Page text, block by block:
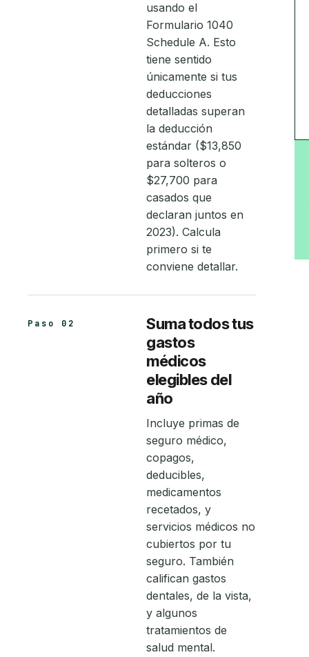
usando el
Formulario 1040
Schedule A. Esto
tiene sentido
únicamente si tus
deducciones
detalladas superan
la deducción
estándar ($13,850
para solteros o
$27,700 para
casados que
declaran juntos en
2023). Calcula
primero si te
conviene detallar.
Paso 02
Suma todos tus
gastos
médicos
elegibles del
año
Incluye primas de
seguro médico,
copagos,
deducibles,
medicamentos
recetados, y
servicios médicos no
cubiertos por tu
seguro. También
califican gastos
dentales, de la vista,
y algunos
tratamientos de
salud mental.